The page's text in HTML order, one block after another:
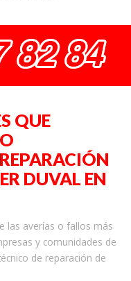
QUE
DUVAL EN
las averías o fallos más
y comunidades de
de reparación de